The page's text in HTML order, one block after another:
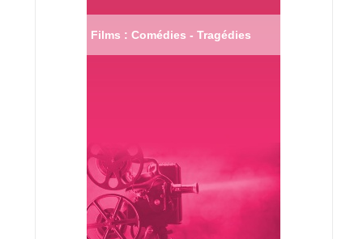
Films : Comédies - Tragédies